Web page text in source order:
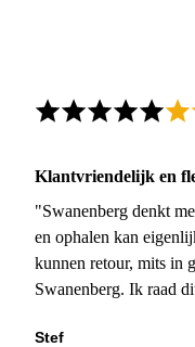
Klantvriendelijk en
"Swanenberg denkt
en ophalen kan
kunnen retour, mits in
Swanenberg. Ik raad
Stef